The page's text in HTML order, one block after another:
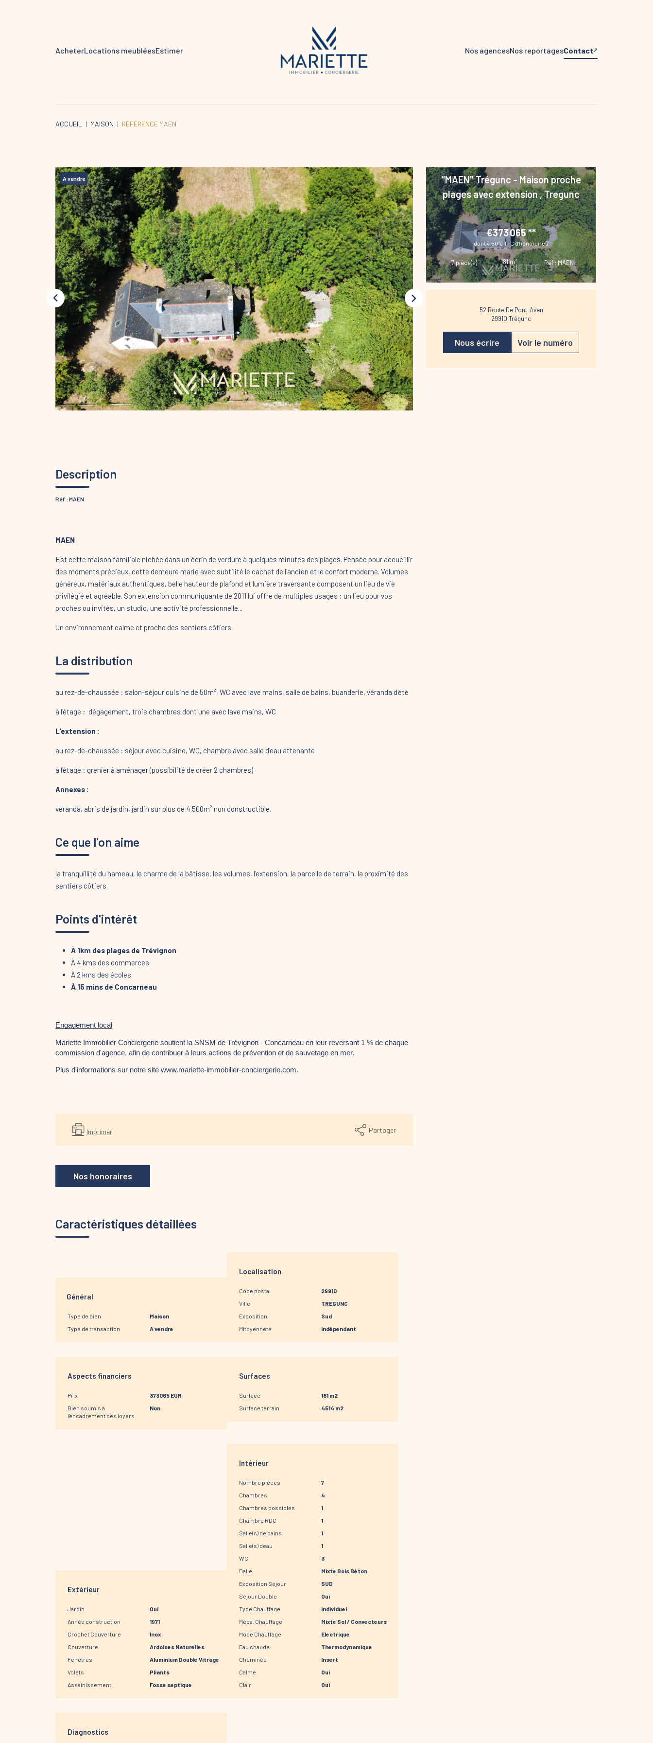
AcheterLocations meubléesEstimer Nos agencesNos reportagesContact
ACCUEIL MAISON RÉFÉRENCE MAEN
A vendre
Description
Réf : MAEN
MAEN
Est cette maison familiale nichée dans un écrin de verdure à quelques minutes des plages. Pensée pour accueillir
des moments précieux, cette demeure marie avec subtilité le cachet de l'ancien et le confort moderne. Volumes
généreux, matériaux authentiques, belle hauteur de plafond et lumière traversante composent un lieu de vie
privilégié et agréable. Son extension communiquante de 2011 lui offre de multiples usages : un lieu pour vos
proches ou invités, un studio, une activité professionnelle...
Un environnement calme et proche des sentiers côtiers.
La distribution
au rez-de-chaussée : salon-séjour cuisine de 50m², WC avec lave mains, salle de bains, buanderie, véranda d'été
à l'étage : dégagement, trois chambres dont une avec lave mains, WC
L'extension :
au rez-de-chaussée : séjour avec cuisine, WC, chambre avec salle d'eau attenante
à l'étage : grenier à aménager (possibilité de créer 2 chambres)
Annexes :
véranda, abris de jardin, jardin sur plus de 4.500m² non constructible.
Ce que l'on aime
la tranquillité du hameau, le charme de la bâtisse, les volumes, l'extension, la parcelle de terrain, la proximité des
sentiers côtiers.
Points d'intérêt
À 1km des plages de Trévignon
À 4 kms des commerces
À 2 kms des écoles
À 15 mins de Concarneau
Engagement local
Mariette Immobilier Conciergerie soutient la SNSM de Trévignon - Concarneau en leur reversant 1 % de chaque
commission d'agence, afin de contribuer à leurs actions de prévention et de sauvetage en mer.
Plus d'informations sur notre site www.mariette-immobilier-conciergerie.com.
Imprimer Partager
Nos honoraires
Caractéristiques détaillées
Général
Type de bien
Maison
Type de transaction
A vendre
Localisation
Code postal
29910
Ville
TREGUNC
Exposition
Sud
Mitoyenneté
Indépendant
Aspects financiers
Prix
373065 EUR
Bien soumis à
l'encadrement des loyers
Non
Surfaces
Surface
181 m2
Surface terrain
4514 m2
Extérieur
Jardin
Oui
Année construction
1971
Crochet Couverture
Inox
Couverture
Ardoises Naturelles
Fenêtres
Aluminium Double Vitrage
Volets
Pliants
Assainissement
Fosse septique
Intérieur
Nombre pièces
7
Chambres
4
Chambres possibles
1
Chambre RDC
1
Salle(s) de bains
1
Salle(s) d'eau
1
WC
3
Dalle
Mixte Bois Béton
Exposition Séjour
SUD
Séjour Double
Oui
Type Chauffage
Individuel
Méca. Chauffage
Mixte Sol / Convecteurs
Mode Chauffage
Electrique
Eau chaude
Thermodynamique
Cheminée
Insert
Calme
Oui
Clair
Oui
Diagnostics
"MAEN" Trégunc - Maison proche
plages avec extension,Tregunc
€373 065**
dont 4.50% TTC d'honoraires
7pièce(s) 181m² Réf :MAEN
52 Route De Pont-Aven
29910 Trégunc
Nous écrire Voir le numéro